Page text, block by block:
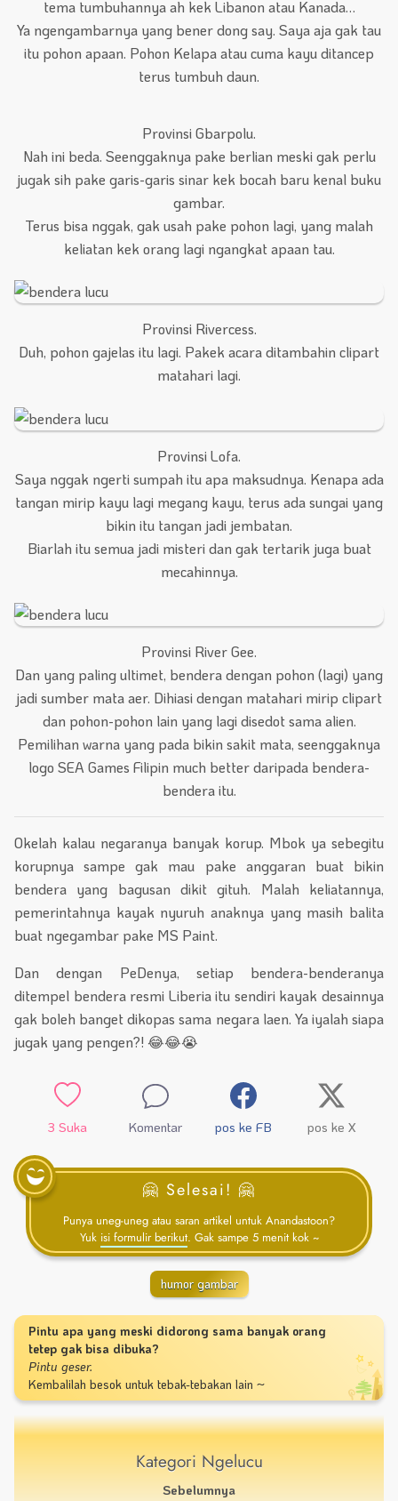
tema tumbuhannya ah kek Libanon atau Kanada…
Ya ngengambarnya yang bener dong say. Saya aja gak tau
itu pohon apaan. Pohon Kelapa atau cuma kayu ditancep
terus tumbuh daun.
Provinsi Gbarpolu.
Nah ini beda. Seenggaknya pake berlian meski gak perlu
jugak sih pake garis-garis sinar kek bocah baru kenal buku
gambar.
Terus bisa nggak, gak usah pake pohon lagi, yang malah
keliatan kek orang lagi ngangkat apaan tau.
Provinsi Rivercess.
Duh, pohon gajelas itu lagi. Pakek acara ditambahin clipart
matahari lagi.
Provinsi Lofa.
Saya nggak ngerti sumpah itu apa maksudnya. Kenapa ada
tangan mirip kayu lagi megang kayu, terus ada sungai yang
bikin itu tangan jadi jembatan.
Biarlah itu semua jadi misteri dan gak tertarik juga buat
mecahinnya.
Provinsi River Gee.
Dan yang paling ultimet, bendera dengan pohon (lagi) yang
jadi sumber mata aer. Dihiasi dengan matahari mirip clipart
dan pohon-pohon lain yang lagi disedot sama alien.
Pemilihan warna yang pada bikin sakit mata, seenggaknya
logo SEA Games Filipin much better daripada bendera-
bendera itu.
Okelah kalau negaranya banyak korup. Mbok ya sebegitu
korupnya sampe gak mau pake anggaran buat bikin
bendera yang bagusan dikit gituh. Malah keliatannya,
pemerintahnya kayak nyuruh anaknya yang masih balita
buat ngegambar pake MS Paint.
Dan dengan PeDenya, setiap bendera-benderanya
ditempel bendera resmi Liberia itu sendiri kayak desainnya
gak boleh banget dikopas sama negara laen. Ya iyalah siapa
jugak yang pengen?! 😂😂😭
3 Suka Komentar pos ke FB pos ke X
🤗 Selesai! 🤗
Punya uneg-uneg atau saran artikel untuk Anandastoon?
Yuk isi formulir berikut. Gak sampe 5 menit kok ~
humor gambar
Pintu apa yang meski didorong sama banyak orang
tetep gak bisa dibuka?
Pintu geser.
Kembalilah besok untuk tebak-tebakan lain ~
Kategori Ngelucu
Sebelumnya